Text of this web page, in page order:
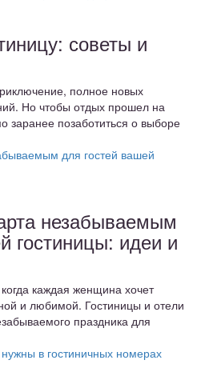
советы и
полное новых
Но чтобы отдых прошел на
заранее позаботиться о выборе
незабываемым
гостиницы: идеи и
каждая женщина хочет
и любимой. Гостиницы и отели
праздника для